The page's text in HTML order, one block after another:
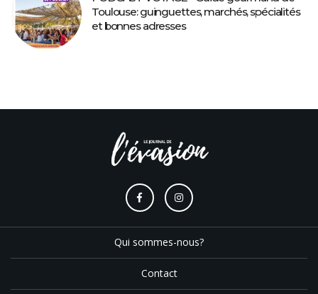
Toulouse: guinguettes, marchés, spécialités
et bonnes adresses
Qui sommes-nous?
Contact